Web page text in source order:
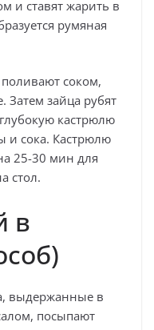
и ставят жарить в
румяная
соком,
Затем зайца рубят
кастрюлю
и сока. Кастрюлю
25-30 мин для
стол.
в
выдержанные в
посыпают